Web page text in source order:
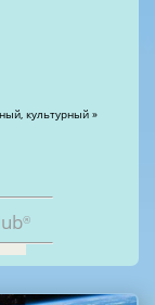
культурный »
®